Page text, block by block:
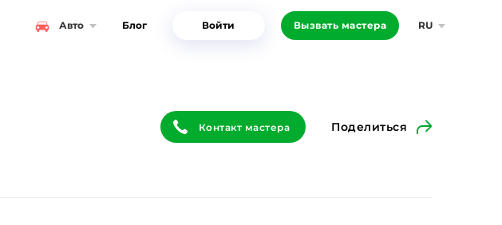
Авто Блог Войти Вызвать мастера RU
Контакт мастера Поделиться